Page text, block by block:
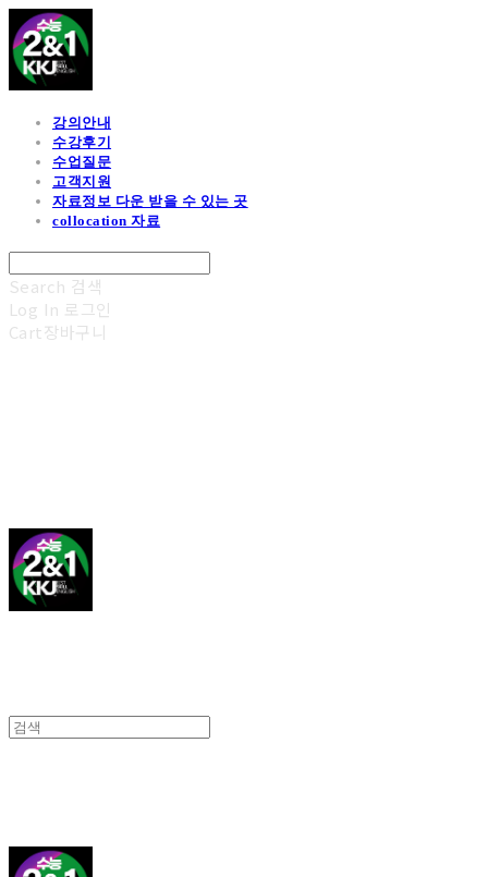
강의안내
수강후기
수업질문
고객지원
자료정보 다운 받을 수 있는 곳
collocation 자료
Search 검색
Log In 로그인
Cart장바구니